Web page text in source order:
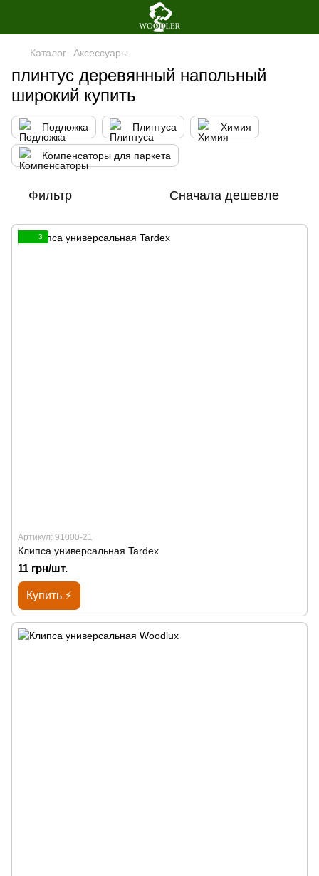
Каталог Аксессуары
плинтус деревянный напольный
широкий купить
Подложка Плинтуса Химия
Компенсаторы для паркета
Фильтр Сначала дешевле
3
Артикул: 91000-21
Клипса универсальная Tardex
11 грн/шт.
Купить ⚡